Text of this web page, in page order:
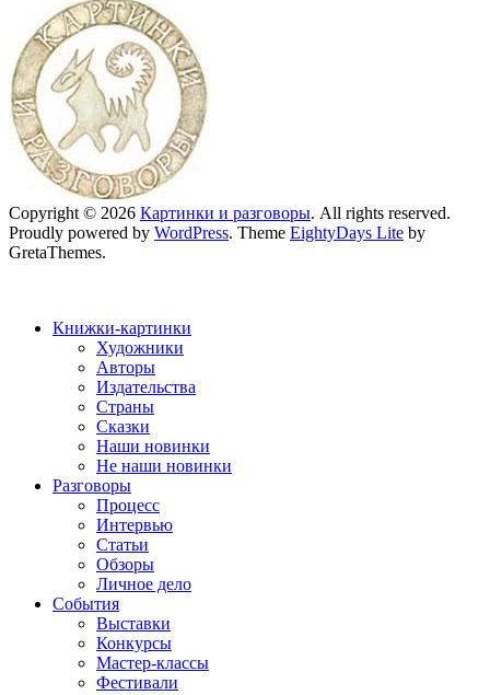
Copyright © 2026 Картинки и разговоры. All rights reserved.
Proudly powered by WordPress. Theme EightyDays Lite by
GretaThemes.
Книжки-картинки
Художники
Авторы
Издательства
Страны
Сказки
Наши новинки
Не наши новинки
Разговоры
Процесс
Интервью
Статьи
Обзоры
Личное дело
События
Выставки
Конкурсы
Мастер-классы
Фестивали